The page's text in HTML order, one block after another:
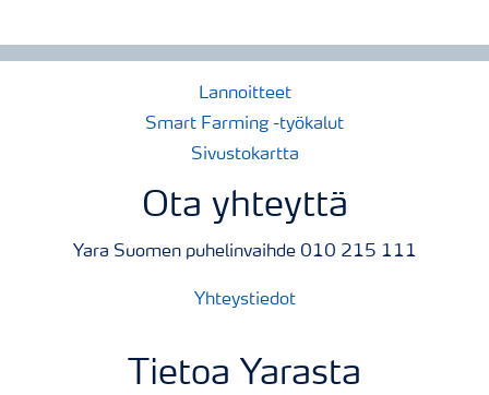
Lannoitteet
Smart Farming -työkalut
Sivustokartta
Ota yhteyttä
Yara Suomen puhelinvaihde 010 215 111
Yhteystiedot
Tietoa Yarasta